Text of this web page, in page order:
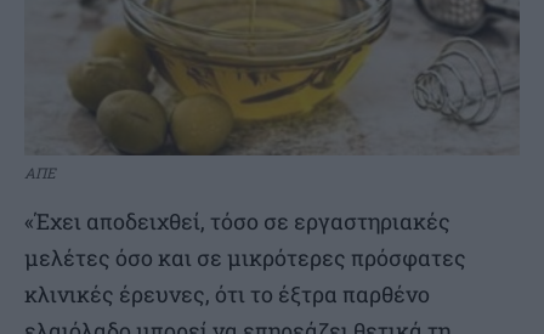
ΑΠΕ
«Έχει αποδειχθεί, τόσο σε εργαστηριακές
μελέτες όσο και σε μικρότερες πρόσφατες
κλινικές έρευνες, ότι το έξτρα παρθένο